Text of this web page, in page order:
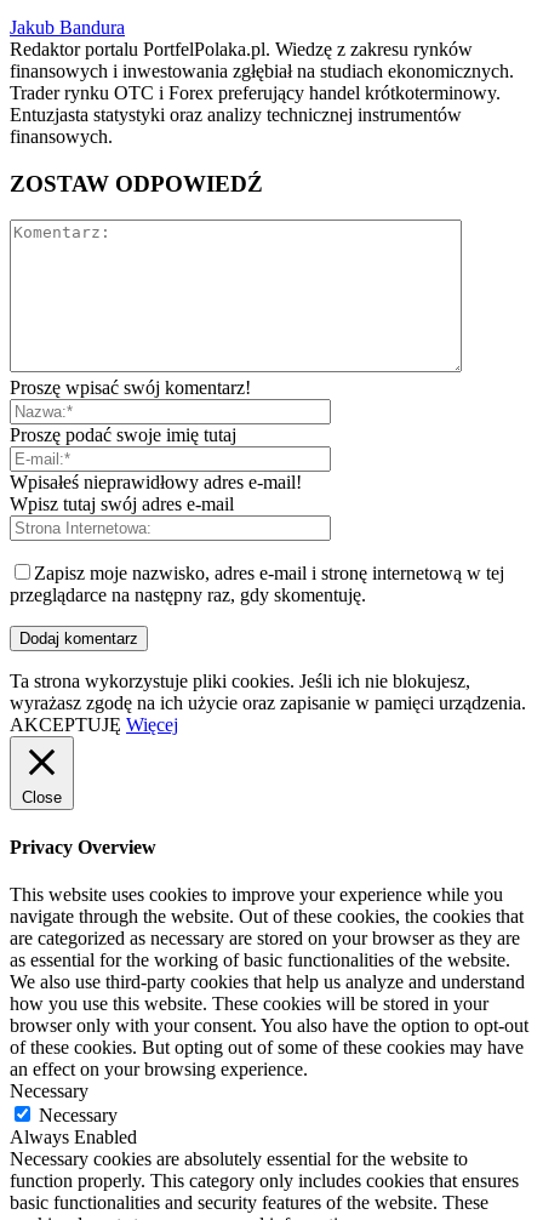
Jakub Bandura
Redaktor portalu PortfelPolaka.pl. Wiedzę z zakresu rynków
finansowych i inwestowania zgłębiał na studiach ekonomicznych.
Trader rynku OTC i Forex preferujący handel krótkoterminowy.
Entuzjasta statystyki oraz analizy technicznej instrumentów
finansowych.
ZOSTAW ODPOWIEDŹ
Proszę wpisać swój komentarz!
Proszę podać swoje imię tutaj
Wpisałeś nieprawidłowy adres e-mail!
Wpisz tutaj swój adres e-mail
Zapisz moje nazwisko, adres e-mail i stronę internetową w tej
przeglądarce na następny raz, gdy skomentuję.
Ta strona wykorzystuje pliki cookies. Jeśli ich nie blokujesz,
wyrażasz zgodę na ich użycie oraz zapisanie w pamięci urządzenia.
AKCEPTUJĘ Więcej
Close
Privacy Overview
This website uses cookies to improve your experience while you
navigate through the website. Out of these cookies, the cookies that
are categorized as necessary are stored on your browser as they are
as essential for the working of basic functionalities of the website.
We also use third-party cookies that help us analyze and understand
how you use this website. These cookies will be stored in your
browser only with your consent. You also have the option to opt-out
of these cookies. But opting out of some of these cookies may have
an effect on your browsing experience.
Necessary
Necessary
Always Enabled
Necessary cookies are absolutely essential for the website to
function properly. This category only includes cookies that ensures
basic functionalities and security features of the website. These